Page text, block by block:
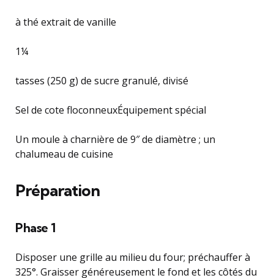
à thé extrait de vanille
1¼
tasses (250 g) de sucre granulé, divisé
Sel de cote floconneuxÉquipement spécial
Un moule à charnière de 9″ de diamètre ; un
chalumeau de cuisine
Préparation
Phase 1
Disposer une grille au milieu du four; préchauffer à
325°. Graisser généreusement le fond et les côtés du